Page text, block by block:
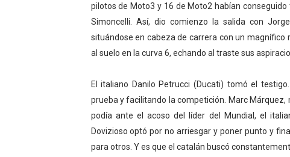
Athletes Unlimited Softball
Mundial de piragüismo slalom
Tour de Francia masculino
Mundial de Fórmula 1 2026 -
pilotos de Moto3 y 16 de Moto2 habían
Simoncelli. Así, dio comienzo la salida con
situándose en cabeza de carrera con un
al suelo en la curva 6, echando al traste sus
El italiano Danilo Petrucci (Ducati) tomó el
prueba y facilitando la competición. Marc
podía ante el acoso del líder del Mundial, el
Dovizioso optó por no arriesgar y poner punto y
para otros. Y es que el catalán buscó